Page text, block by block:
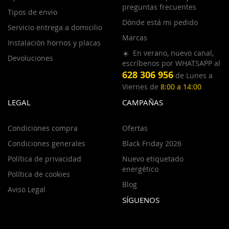
Tipos de envio
Servicio entrega a domicilio
Instalación hornos y placas
Devoluciones
preguntas frecuentes
Dónde está mi pedido
Marcas
☀️ En verano, nuevo canal,
escríbenos por WHATSAPP al
628 306 956 de Lunes a
Viernes de 8:00 a 14:00
LEGAL
Condiciones compra
Condiciones generales
Política de privacidad
Política de cookies
Aviso Legal
CAMPAÑAS
Ofertas
Black Friday 2026
Nuevo etiquetado
energético
Blog
SÍGUENOS